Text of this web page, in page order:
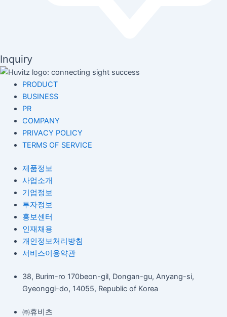
Inquiry
PRODUCT
BUSINESS
PR
COMPANY
PRIVACY POLICY
TERMS OF SERVICE
제품정보
사업소개
기업정보
투자정보
홍보센터
인재채용
개인정보처리방침
서비스이용약관
38, Burim-ro 170beon-gil, Dongan-gu, Anyang-si,
Gyeonggi-do, 14055, Republic of Korea
㈜휴비츠